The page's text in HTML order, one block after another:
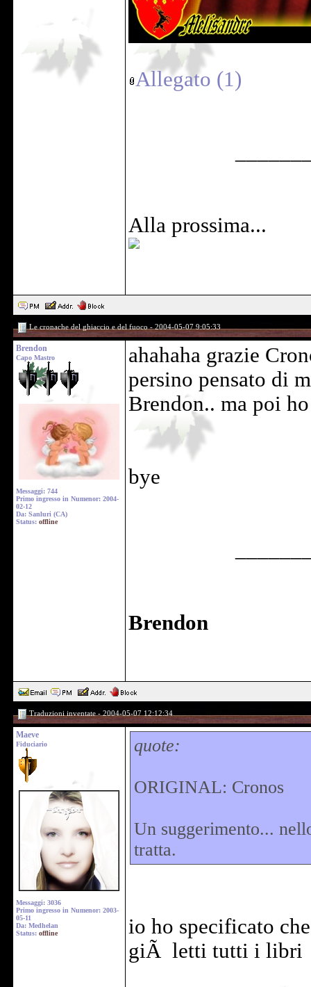
Allegato (1)
Alla prossima...
Le cronache del ghiaccio e del fuoco - 2004-05-07 9:05:33
Brendon
Capo Mastro
Messaggi: 744
Primo ingresso in Numenor: 2004-
02-12
Da: Sanluri (CA)
Status: offline
ahahaha grazie
persino pensato di
Brendon.. ma poi
bye
Brendon
Traduzioni inventate - 2004-05-07 12:12:34
Maeve
Fiduciario
Messaggi: 3036
Primo ingresso in Numenor: 2003-
05-11
Da: Medhelan
Status: offline
quote:
ORIGINAL: Cronos
Un suggerimento...
tratta.
io ho specificato
giÃ letti tutti i libri